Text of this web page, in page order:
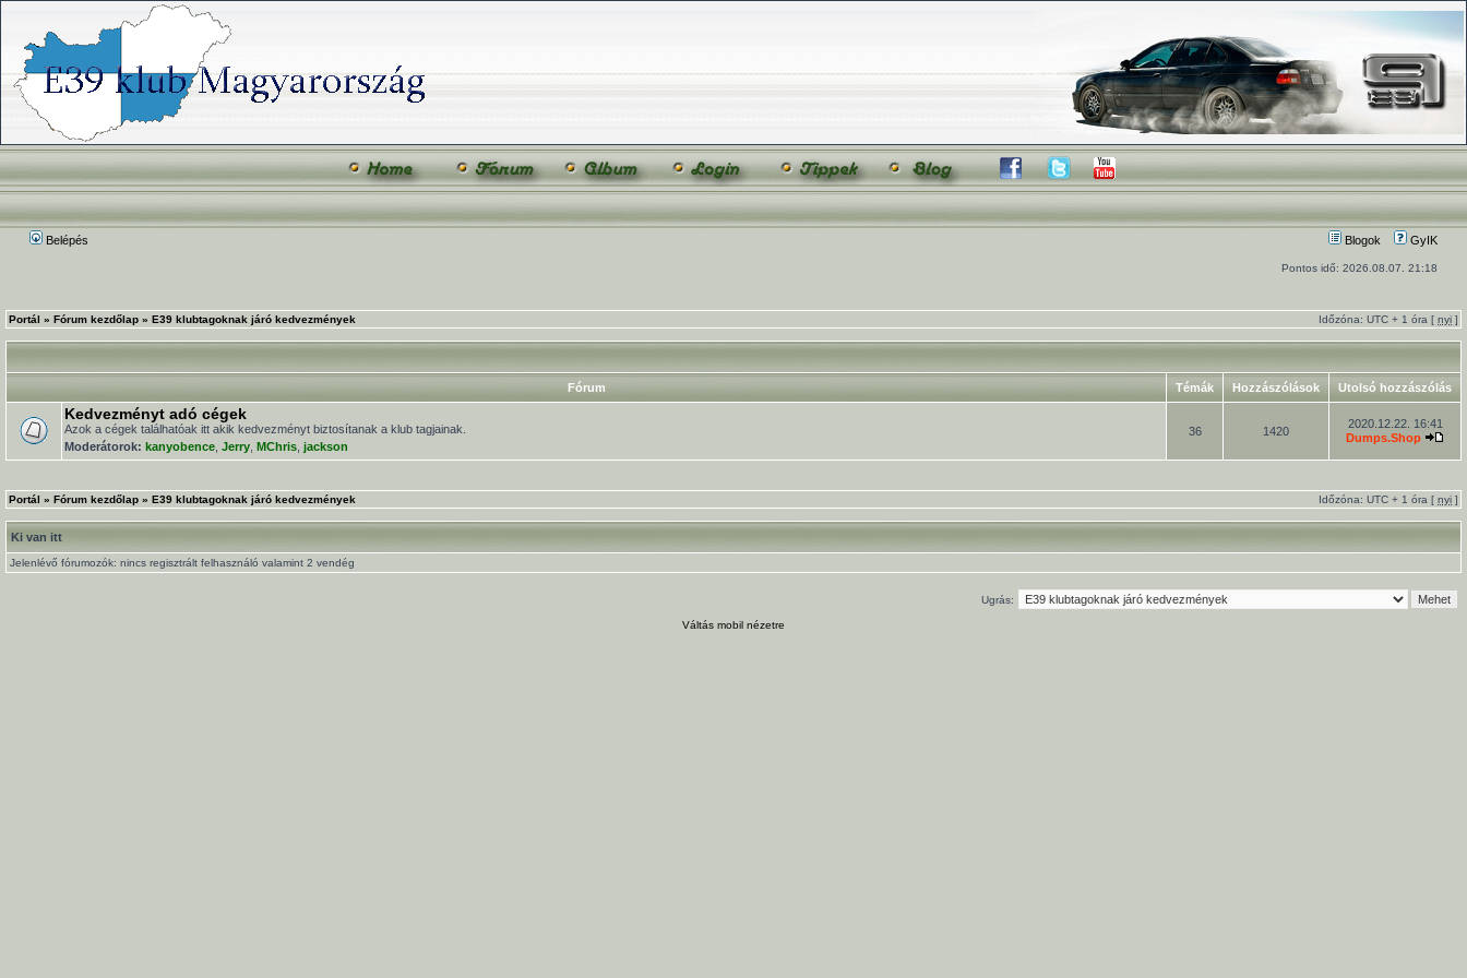
Belépés Blogok GyIK
Pontos idő: 2026.08.07. 21:18
Portál » Fórum kezdőlap » E39 klubtagoknak járó kedvezmények Időzóna: UTC + 1 óra [ nyi ]
Fórum Témák Hozzászólások Utolsó hozzászólás
Kedvezményt adó cégek
Azok a cégek találhatóak itt akik kedvezményt biztosítanak a klub tagjainak.
Moderátorok: kanyobence Jerry MChris jackson
36 1420
2020.12.22. 16:41
Dumps.Shop
Portál » Fórum kezdőlap » E39 klubtagoknak járó kedvezmények Időzóna: UTC + 1 óra [ nyi ]
Ki van itt
Jelenlévő fórumozók: nincs regisztrált felhasználó valamint 2 vendég
Ugrás:
Váltás mobil nézetre